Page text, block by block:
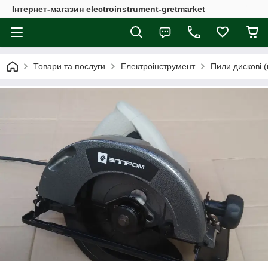
Інтернет-магазин electroinstrument-gretmarket
Товари та послуги Електроінструмент Пили дискові